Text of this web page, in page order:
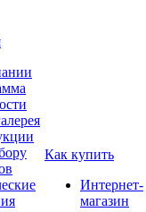
Как купить
Интернет-
магазин